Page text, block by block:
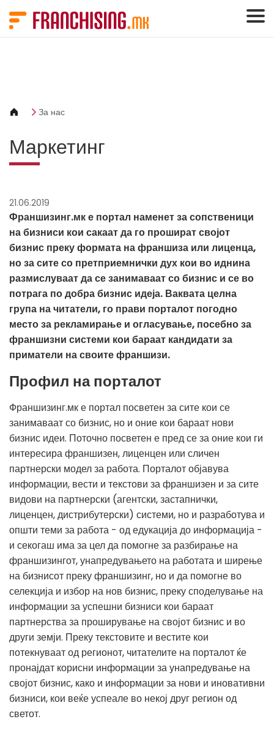
За нас
Маркетинг
21.06.2019
Франшизинг.мк е портал наменет за сопственици
на бизниси кои сакаат да го прошират својот
бизнис преку формата на франшиза или лиценца,
но за сите со претприемнички дух кои во иднина
размислуваат да се занимаваат со бизнис и се во
потрага по добра бизнис идеја. Ваквата целна
група на читатели, го прави порталот погодно
место за рекламирање и огласување, посебно за
франшизни системи кои бараат кандидати за
приматели на своите франшизи.
Профил на порталот
Франшизинг.мк е портал посветен за сите кои се
занимаваат со бизнис, но и оние кои бараат нови
бизнис идеи. Поточно посветен е пред се за оние кои ги
интересира франшизен, лиценцен или сличен
партнерски модел за работа. Порталот објавува
информации, вести и текстови за франшизен и за сите
видови на партнерски (агентски, застапнички,
лиценцен, дистрибутерски) системи, но и разработува и
општи теми за работа - од едукација до информација -
и секогаш има за цел да помогне за разбирање на
франшизингот, унапредувањето на работата и ширење
на бизнисот преку франшизинг, но и да помогне во
селекција и избор на нов бизнис, преку споделување на
информации за успешни бизниси кои бараат
партнерства за проширување на својот бизнис и во
други земји. Преку текстовите и вестите кои
потекнуваат од регионот, читателите на порталот ќе
пронајдат корисни информации за унапредување на
својот бизнис, како и информации за нови и иновативни
бизниси, кои веќе успеале во некој друг регион од
светот.